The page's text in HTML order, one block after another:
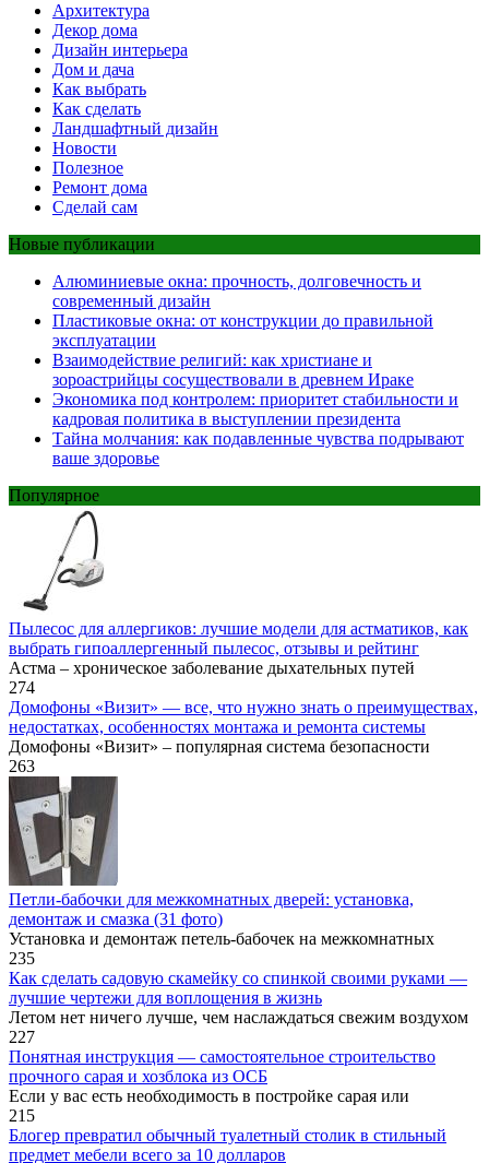
Архитектура
Декор дома
Дизайн интерьера
Дом и дача
Как выбрать
Как сделать
Ландшафтный дизайн
Новости
Полезное
Ремонт дома
Сделай сам
Новые публикации
Алюминиевые окна: прочность, долговечность и
современный дизайн
Пластиковые окна: от конструкции до правильной
эксплуатации
Взаимодействие религий: как христиане и
зороастрийцы сосуществовали в древнем Ираке
Экономика под контролем: приоритет стабильности и
кадровая политика в выступлении президента
Тайна молчания: как подавленные чувства подрывают
ваше здоровье
Популярное
Пылесос для аллергиков: лучшие модели для астматиков, как
выбрать гипоаллергенный пылесос, отзывы и рейтинг
Астма – хроническое заболевание дыхательных путей
274
Домофоны «Визит» — все, что нужно знать о преимуществах,
недостатках, особенностях монтажа и ремонта системы
Домофоны «Визит» – популярная система безопасности
263
Петли-бабочки для межкомнатных дверей: установка,
демонтаж и смазка (31 фото)
Установка и демонтаж петель-бабочек на межкомнатных
235
Как сделать садовую скамейку со спинкой своими руками —
лучшие чертежи для воплощения в жизнь
Летом нет ничего лучше, чем наслаждаться свежим воздухом
227
Понятная инструкция — самостоятельное строительство
прочного сарая и хозблока из ОСБ
Если у вас есть необходимость в постройке сарая или
215
Блогер превратил обычный туалетный столик в стильный
предмет мебели всего за 10 долларов